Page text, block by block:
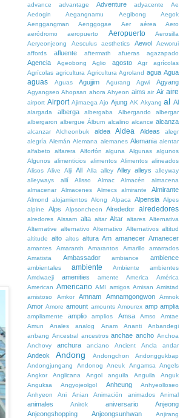
advance
advantage Adventure adyacente
Ae
Aedogin
Aegangnamu Aegibong
Aegok
Aenggangman
Aenggogae Aer aérea
Aero
aeródromo
aeropuerto Aeropuerto
Aerosilla
Aeryeonjeong
Aesculus aesthetics Aewol
Aeworui
affords
afluente aftermath afueras agazapado
Agencia Ageobong Aglio agosto Agr
agrícolas
Agrícolas agricultura Agricultura Agroland agua Agua
aguas Aguas Agujjim Agurang Agwi Agyang
Agyangseo Ahopsan ahora Ahyeon aims air Air aire
airport Airport Ajimaega Ajo Ajung AK Akyang al Al
alargada alberga albergaba Albergando
albergar
albergaron albergue Álbum alcalino alcance alcanza
alcanzar Alcheonbuk aldea Aldea Aldeas
alegr
alegría Alemán Alemana alemanes Alemania alentar
alfabeto
alfarera Alforfón alguna Algunas
algunos
Algunos alimenticios alimentos Alimentos alineados
Alisos Alive Alji All Alla alley Alley alleys
alleyway
alleyways
allí Allsso Almac Almacén
almacena
almacenar
Almacenes Almecs almirante Almirante
Almond alojamientos Along Alpaca Alpensia Alpes
alpine
Alps Alpsoncheon Alrededor alrededores
alredores Alssam alta altar Altar altares Alternativa
Alternative
alternativo Alternativo Alternativos altitud
altitude
alto altos altura Am amanecer Amanecer
amantes Amaranth Amarantos Amarillo
amarrados
Amatista
Ambassador ambiance ambience
ambientales ambiente Ambiente
ambientes
Amdwaeji
amenities amente America
América
American Americano AMI amigos Amisan Amistad
amistoso
Amkor Amnam Amnamgongwon Amnok
Amor Amore amount amounts Amourex amp amplia
ampliamente amplio amplios Amsa Amso
Amtae
Amun
Anales analog Anam Ananti
Anbandegi
anbang Ancestral ancestros anchae ancho Anchoa
Anchovy
anchura anciano Ancient Ancla andar
Andeok Andong Andongchon
Andonggukbap
Andongjungang
Andonog Aneuk Angamsa
Angels
Angkor
Anglicana Angol anguila Anguila
Anguk
Anguksa
Angyojeolgol Anheung
Anhyeolloseo
Anhyeon
Ani Anian Animación animados Animal
animales Anirok aniversario
Anjeong
Anjeongshopping
Anjeongsunhwan
Anjirang